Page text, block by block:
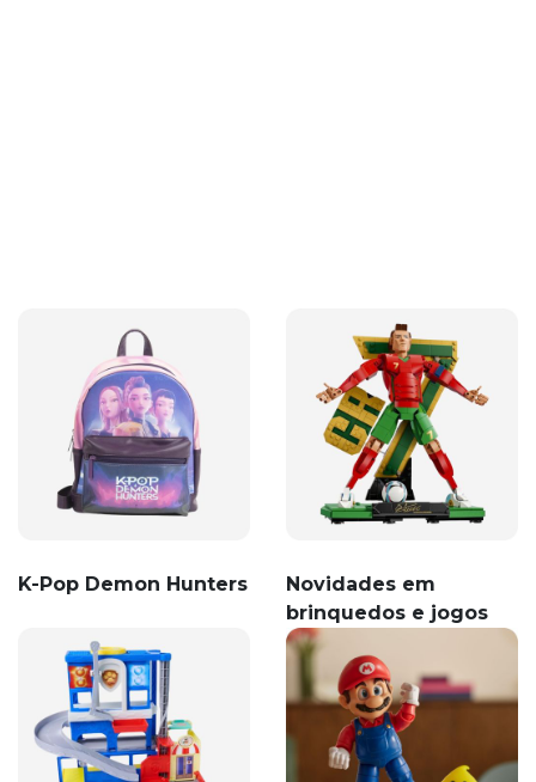
K-Pop Demon Hunters
Novidades em
brinquedos e jogos